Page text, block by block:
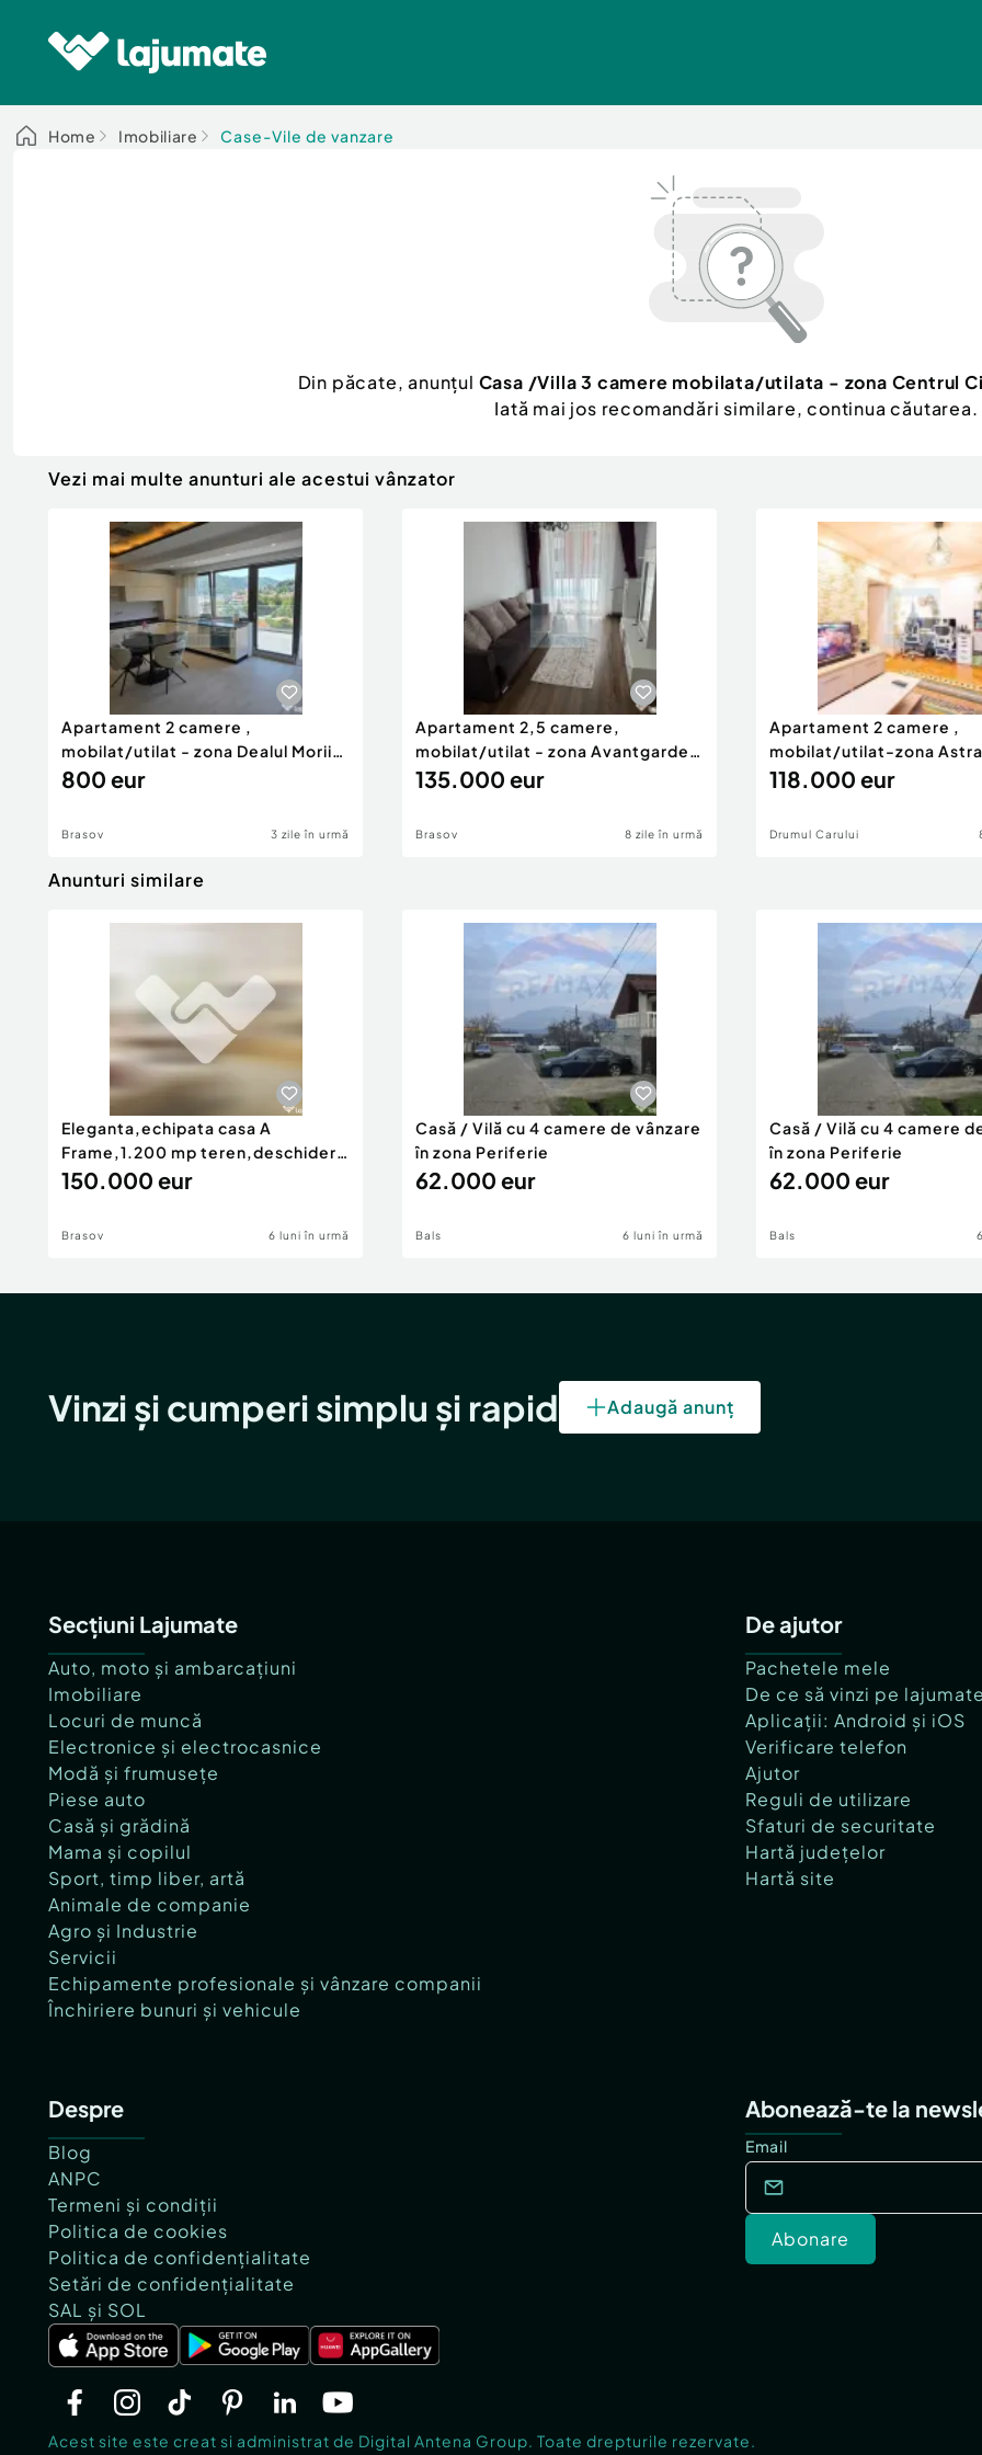
Home Imobiliare Case-Vile de vanzare
Din păcate, anunțul Casa /Villa 3 camere mobilata/utilata - zona Centrul
Iată mai jos recomandări similare, continua căutarea.
Vezi mai multe anunturi ale acestui vânzator
Apartament 2 camere ,
mobilat/utilat - zona Dealul Morii
...
800 eur
Brasov 3 zile în urmă
Apartament 2,5 camere,
mobilat/utilat - zona Avantgarden
...
135.000 eur
Brasov 8 zile în urmă
Apartament 2 camere ,
mobilat/utilat-zona Astra
118.000 eur
Drumul Carului
Anunturi similare
Eleganta,echipata casa A
Frame,1.200 mp teren,deschidere
Pia
150.000 eur
Brasov 6 luni în urmă
Casă / Vilă cu 4 camere de vânzare
în zona Periferie
62.000 eur
Bals 6 luni în urmă
Casă / Vilă cu 4 camere
în zona Periferie
62.000 eur
Bals
Vinzi și cumperi simplu și rapid Adaugă anunț
Secțiuni Lajumate
Auto, moto și ambarcațiuni
Imobiliare
Locuri de muncă
Electronice și electrocasnice
Modă și frumusețe
Piese auto
Casă și grădină
Mama și copilul
Sport, timp liber, artă
Animale de companie
Agro și Industrie
Servicii
Echipamente profesionale și vânzare companii
Închiriere bunuri și vehicule
De ajutor
Pachetele mele
De ce să vinzi pe
Aplicații: Android și iOS
Verificare telefon
Ajutor
Reguli de utilizare
Sfaturi de securitate
Hartă județelor
Hartă site
Despre
Blog
ANPC
Termeni și condiții
Politica de cookies
Politica de confidențialitate
Setări de confidențialitate
SAL și SOL
Abonează-te la
Email
Abonare
Acest site este creat si administrat de Digital Antena Group. Toate drepturile rezervate.